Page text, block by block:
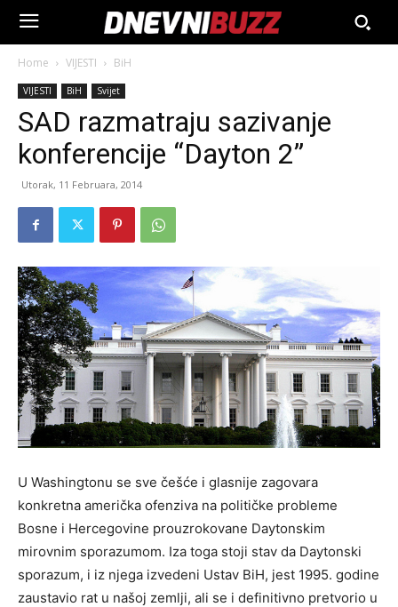
Home VIJESTI BiH
VIJESTI BiH Svijet
SAD razmatraju sazivanje
konferencije “Dayton 2”
Utorak, 11 Februara, 2014
U Washingtonu se sve češće i glasnije zagovara
konkretna američka ofenziva na političke probleme
Bosne i Hercegovine prouzrokovane Daytonskim
mirovnim sporazumom. Iza toga stoji stav da Daytonski
sporazum, i iz njega izvedeni Ustav BiH, jest 1995. godine
zaustavio rat u našoj zemlji, ali se i definitivno pretvorio u